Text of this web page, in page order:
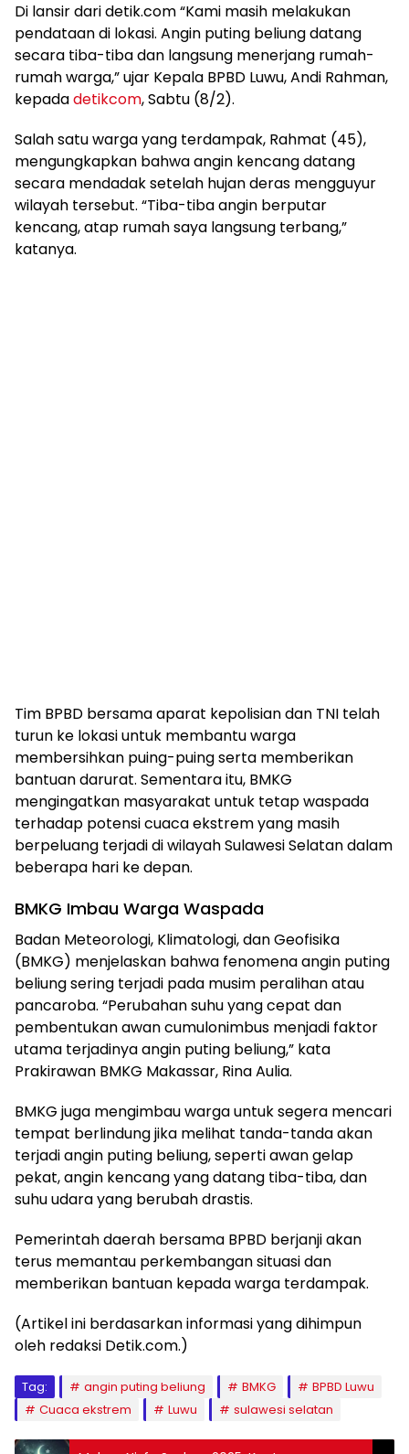
Di lansir dari detik.com “Kami masih melakukan
pendataan di lokasi. Angin puting beliung datang
secara tiba-tiba dan langsung menerjang rumah-
rumah warga,” ujar Kepala BPBD Luwu, Andi Rahman,
kepadadetikcom, Sabtu (8/2).
Salah satu warga yang terdampak, Rahmat (45),
mengungkapkan bahwa angin kencang datang
secara mendadak setelah hujan deras mengguyur
wilayah tersebut. “Tiba-tiba angin berputar
kencang, atap rumah saya langsung terbang,”
katanya.
Tim BPBD bersama aparat kepolisian dan TNI telah
turun ke lokasi untuk membantu warga
membersihkan puing-puing serta memberikan
bantuan darurat. Sementara itu, BMKG
mengingatkan masyarakat untuk tetap waspada
terhadap potensi cuaca ekstrem yang masih
berpeluang terjadi di wilayah Sulawesi Selatan dalam
beberapa hari ke depan.
BMKG Imbau Warga Waspada
Badan Meteorologi, Klimatologi, dan Geofisika
(BMKG) menjelaskan bahwa fenomena angin puting
beliung sering terjadi pada musim peralihan atau
pancaroba. “Perubahan suhu yang cepat dan
pembentukan awan cumulonimbus menjadi faktor
utama terjadinya angin puting beliung,” kata
Prakirawan BMKG Makassar, Rina Aulia.
BMKG juga mengimbau warga untuk segera mencari
tempat berlindung jika melihat tanda-tanda akan
terjadi angin puting beliung, seperti awan gelap
pekat, angin kencang yang datang tiba-tiba, dan
suhu udara yang berubah drastis.
Pemerintah daerah bersama BPBD berjanji akan
terus memantau perkembangan situasi dan
memberikan bantuan kepada warga terdampak.
(Artikel ini berdasarkan informasi yang dihimpun
oleh redaksi Detik.com.)
Tag: angin puting beliung BMKG
BPBD Luwu
Cuaca ekstrem
Luwu sulawesi selatan